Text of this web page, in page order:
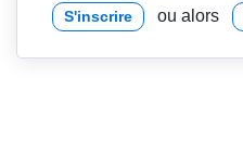
S'inscrire ou alors